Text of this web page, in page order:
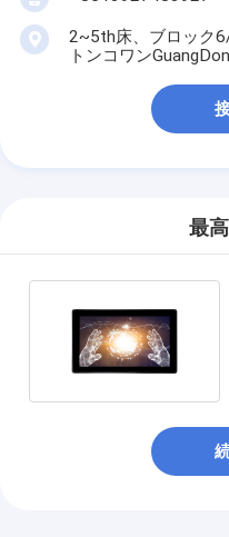
2~5th床、ブロック6/
トンコワン
最